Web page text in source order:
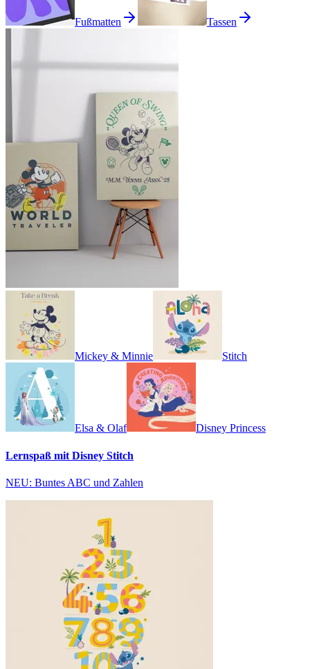
Fußmatten Tassen
Mickey & Minnie Stitch
Elsa & Olaf Disney Princess
Lernspaß mit Disney Stitch
NEU: Buntes ABC und Zahlen